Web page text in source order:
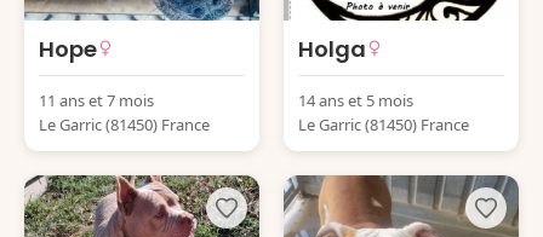
Hope
11 ans et 7 mois
Le Garric (81450) France
Holga
14 ans et 5 mois
Le Garric (81450) France